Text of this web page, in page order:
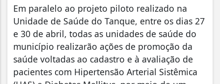
Em paralelo ao projeto piloto realizado na
Unidade de Saúde do Tanque, entre os dias 27
e 30 de abril, todas as unidades de saúde do
município realizarão ações de promoção da
saúde voltadas ao cadastro e à avaliação de
pacientes com Hipertensão Arterial Sistêmica